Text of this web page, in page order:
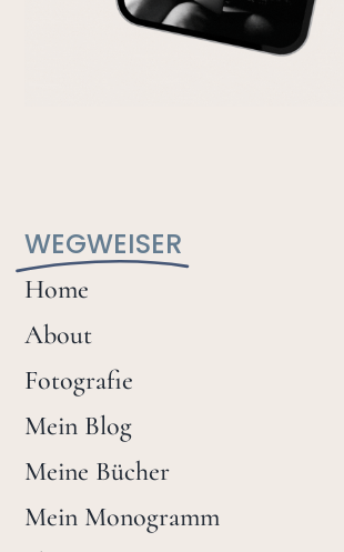
WEGWEISER
Home
About
Fotografie
Mein Blog
Meine Bücher
Mein Monogramm